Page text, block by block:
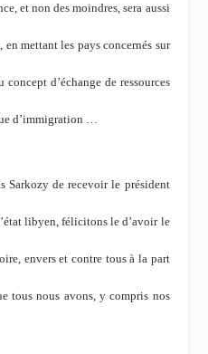
et non des moindres, sera aussi
mettant les pays concernés sur
d’échange de ressources
d’immigration …
Sarkozy de recevoir le président
libyen, félicitons le d’avoir le
envers et contre tous à la part
tous nous avons, y compris nos